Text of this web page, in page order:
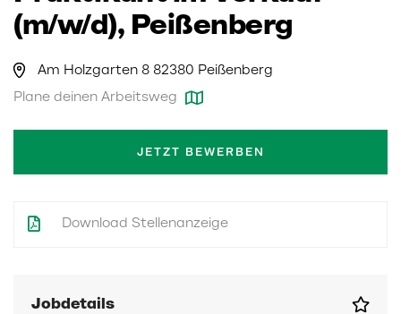
(m/w/d), Peißenberg
Am Holzgarten 8 82380 Peißenberg
Plane deinen Arbeitsweg
JETZT BEWERBEN
Download Stellenanzeige
Jobdetails